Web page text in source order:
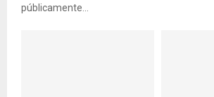
públicamente...